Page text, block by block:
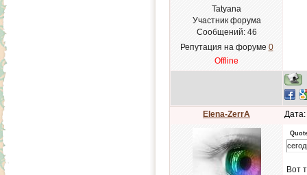
Tatyana
Участник форума
Сообщений: 46
Репутация на форуме 0
Offline
Elena-ZerrA
Вот